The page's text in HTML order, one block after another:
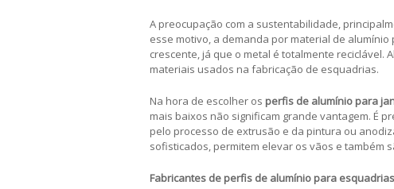
A preocupação com a sustentabilidade,
esse motivo, a demanda por material de
crescente, já que o metal é totalmente
materiais usados na fabricação de esquadrias.
Na hora de escolher os perfis de alumínio para
mais baixos não significam grande vantagem. É
pelo processo de extrusão e da pintura ou
sofisticados, permitem elevar os vãos e também
Fabricantes de perfis de alumínio para esquadrias